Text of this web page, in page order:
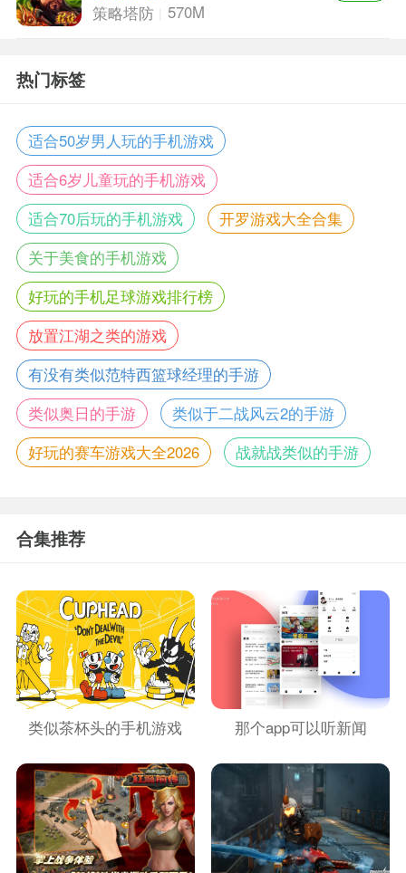
策略塔防 570M
热门标签
适合50岁男人玩的手机游戏
适合6岁儿童玩的手机游戏
适合70后玩的手机游戏
开罗游戏大全合集
关于美食的手机游戏
好玩的手机足球游戏排行榜
放置江湖之类的游戏
有没有类似范特西篮球经理的手游
类似奥日的手游
类似于二战风云2的手游
好玩的赛车游戏大全2026
战就战类似的手游
合集推荐
类似茶杯头的手机游戏 那个app可以听新闻